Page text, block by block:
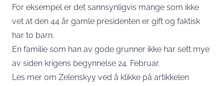
For eksempel er det sannsynligvis mange som ikke
vet at den 44 år gamle presidenten er gift og faktisk
har to barn.
En familie som han av gode grunner ikke har sett mye
av siden krigens begynnelse 24. Februar.
Les mer om Zelenskyy ved å klikke på artikkelen